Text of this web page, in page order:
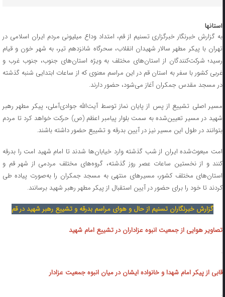
استانها
به گزارش خبرنگار خبرگزاری تسنیم از قم، امتداد وداع میلیونی مردم ایران اسلامی در
تهران با پیکر مطهر سالار شهیدان انقلاب، ‌سحرگاه شانزدهم تیر، به شهر خون و قیام
‌رسید؛ ‌شرکت‌کنندگان از استان‌های مختلف به ویژه استان‌های جنوب، جنوب غرب و
غربی کشور با سفر به استان قم در این مراسم معنوی که از ساعات ابتدایی شنبه گذشته
در مسجد مقدس جمکران آغاز می‌شود، حضور دارند.
‌‌مسیر اصلی تشییع از پس از پایان نماز توسط آیت‌الله جوادی‌آملی، پیکر مطهر رهبر
شهید در مسیر تعیین‌شده به سمت بلوار پیامبر اعظم (ص) حرکت خواهد کرد تا مردم
بتوانند در طول این مسیر نیز در آیین بدرقه و تشییع حضور داشته باشند.
ا‌مت مبعوث‌شده‌‌ ایران از شب گذشته وارد خیابان‌ها شدند تا امام شهید امت را بدرقه
کنند‌ و از نخستین ساعات عصر روز گذشته، گروه‌های مختلف مردمی از شهر قم و
استان‌های مختلف کشور، مسیرهای منتهی به مسجد جمکران را به‌صورت پیاده طی
‌کردند تا خود را برای حضور در آیین استقبال از پیکر مطهر رهبر شهید برسانند.
گزارش خبرنگاران تسنیم از حال و هوای مراسم بدرقه و تشییع رهبر شهید در قم
تصاویر هوایی از جمعیت انبوه عزاداران در تشییع امام شهید
قابی از پیکر امام شهدا و خانواده ایشان در میان انبوه جمعیت عزادار